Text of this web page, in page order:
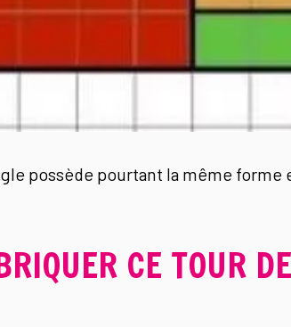
possède pourtant la même
CE TOUR